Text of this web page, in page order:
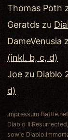
Thomas Poth
Geratds zu
DameVenusia
(inkl. b, c, d)
Joe zu Diablo
d)
Impressum
Diablo
sowie